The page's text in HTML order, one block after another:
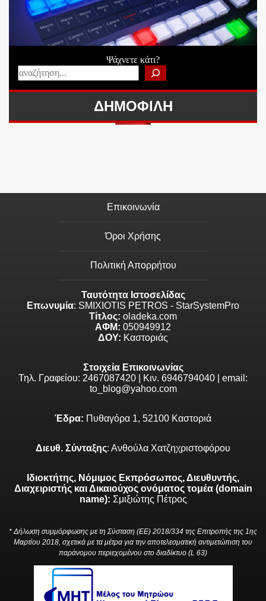
Ψάχνετε κάτι?
ΔΗΜΟΦΙΛΗ
Επικοινωνία
Όροι Χρήσης
Πολιτική Απορρήτου
Ταυτότητα Ιστοσελίδας
Επωνυμία: SMIXIOTIS PETROS - StarSystemPro
Τίτλος: oladeka.com
ΑΦΜ: 050949912
ΔΟΥ: Καστοριάς
Στοιχεία Επικοινωνίας
Τηλ. Γραφείου: 2467087420 | Κιν. 6946794040 | email:
to_blog@yahoo.com
Έδρα: Πυθαγόρα 1, 52100 Καστοριά
Διευθ. Σύνταξης: Ανθούλα Χατζηχριστοφόρου
Ιδιοκτήτης, Νόμιμος Εκπρόσωπος, Διευθυντής,
Διαχειριστής και Δικαιούχος ονόματος τομέα (domain
name): Σμιξιώτης Πέτρος
* Δήλωση συμμόρφωσης με τη Σύσταση (ΕΕ) 2018/334 της Επιτροπής της 1ης
Μαρτίου 2018, σχετικά με τα μέτρα για την αποτελεσματική αντιμετώπιση του
παράνομου περιεχομένου στο διαδίκτυο (L 63)